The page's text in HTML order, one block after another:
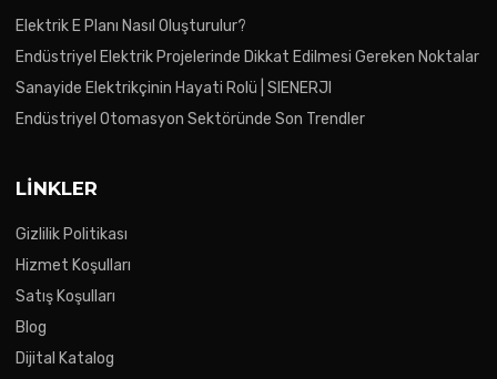
Elektrik E Planı Nasıl Oluşturulur?
Endüstriyel Elektrik Projelerinde Dikkat Edilmesi Gereken Noktalar
Sanayide Elektrikçinin Hayati Rolü | SIENERJI
Endüstriyel Otomasyon Sektöründe Son Trendler
LINKLER
Gizlilik Politikası
Hizmet Koşulları
Satış Koşulları
Blog
Dijital Katalog